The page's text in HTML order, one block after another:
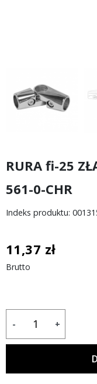
RURA fi-25
561-0-CHR
Indeks produktu:
11,37 zł
Brutto
- +